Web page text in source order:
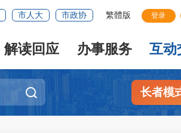
市人大 市政协 繁體版 登录
解读回应 办事服务 互动
长者模